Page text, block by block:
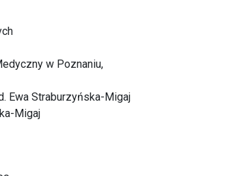
w Poznaniu,
Ewa Straburzyńska-Migaj
Migaj